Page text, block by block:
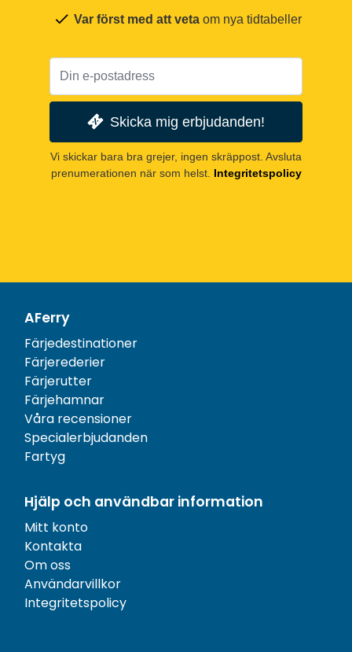
Var först med att veta om nya tidtabeller
Skicka mig erbjudanden!
Vi skickar bara bra grejer, ingen skräppost. Avsluta
prenumerationen när som helst. Integritetspolicy
AFerry
Färjedestinationer
Färjerederier
Färjerutter
Färjehamnar
Våra recensioner
Specialerbjudanden
Fartyg
Hjälp och användbar information
Mitt konto
Kontakta
Om oss
Användarvillkor
Integritetspolicy